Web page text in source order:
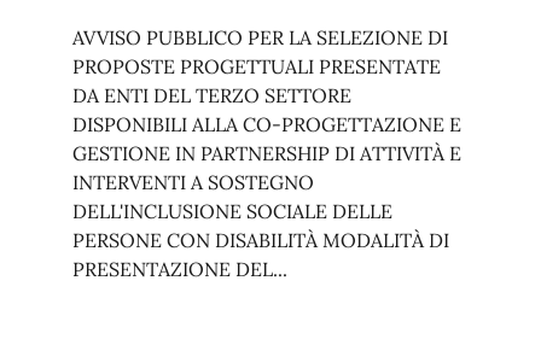
AVVISO PUBBLICO PER LA SELEZIONE DI
PROPOSTE PROGETTUALI PRESENTATE
DA ENTI DEL TERZO SETTORE
DISPONIBILI ALLA CO-PROGETTAZIONE E
GESTIONE IN PARTNERSHIP DI ATTIVITÀ E
INTERVENTI A SOSTEGNO
DELL'INCLUSIONE SOCIALE DELLE
PERSONE CON DISABILITÀ MODALITÀ DI
PRESENTAZIONE DEL...